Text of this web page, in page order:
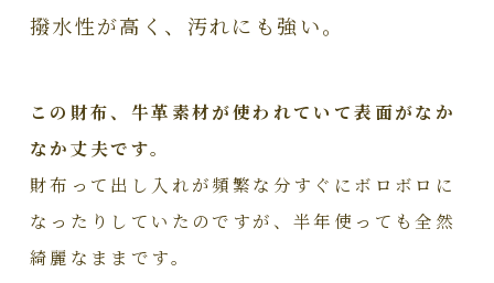
撥水性が高く、汚れにも強い。
この財布、牛革素材が使われていて表面がなか
なか丈夫です。
財布って出し入れが頻繁な分すぐにボロボロに
なったりしていたのですが、半年使っても全然
綺麗なままです。